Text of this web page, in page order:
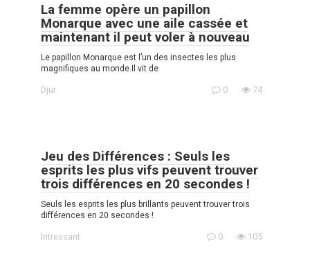
La femme opère un papillon
Monarque avec une aile cassée et
maintenant il peut voler à nouveau
Le papillon Monarque est l’un des insectes les plus
magnifiques au monde.Il vit de
Djur 0 74
Jeu des Différences : Seuls les
esprits les plus vifs peuvent trouver
trois différences en 20 secondes !
Seuls les esprits les plus brillants peuvent trouver trois
différences en 20 secondes !
Intressant 0 105